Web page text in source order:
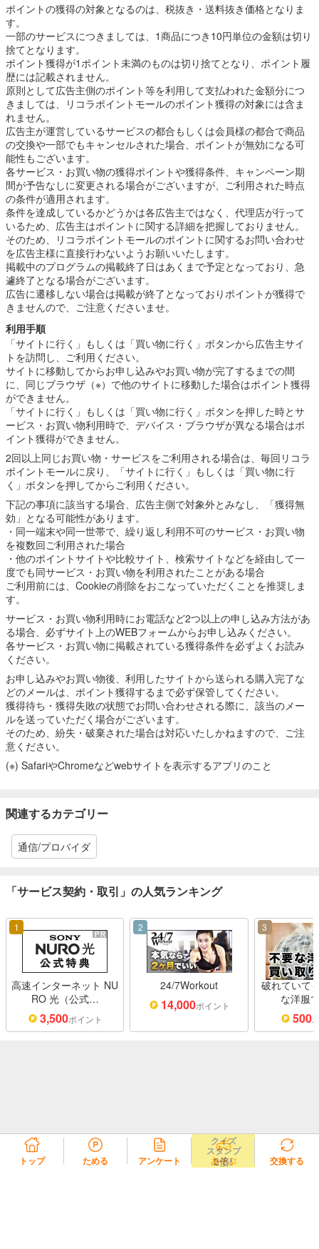
ポイントの獲得の対象となるのは、税抜き・送料抜き価格となりま
す。
一部のサービスにつきましては、1商品につき10円単位の金額は切り
捨てとなります。
ポイント獲得が1ポイント未満のものは切り捨てとなり、ポイント履
歴には記載されません。
原則として広告主側のポイント等を利用して支払われた金額分につ
きましては、リコラポイントモールのポイント獲得の対象には含ま
れません。
広告主が運営しているサービスの都合もしくは会員様の都合で商品
の交換や一部でもキャンセルされた場合、ポイントが無効になる可
能性もございます。
各サービス・お買い物の獲得ポイントや獲得条件、キャンペーン期
間が予告なしに変更される場合がございますが、ご利用された時点
の条件が適用されます。
条件を達成しているかどうかは各広告主ではなく、代理店が行って
いるため、広告主はポイントに関する詳細を把握しておりません。
そのため、リコラポイントモールのポイントに関するお問い合わせ
を広告主様に直接行わないようお願いいたします。
掲載中のプログラムの掲載終了日はあくまで予定となっており、急
遽終了となる場合がございます。
広告に遷移しない場合は掲載が終了となっておりポイントが獲得で
きませんので、ご注意くださいませ。
利用手順
「サイトに行く」もしくは「買い物に行く」ボタンから広告主サイ
トを訪問し、ご利用ください。
サイトに移動してからお申し込みやお買い物が完了するまでの間
に、同じブラウザ（※）で他のサイトに移動した場合はポイント獲得
ができません。
「サイトに行く」もしくは「買い物に行く」ボタンを押した時とサ
ービス・お買い物利用時で、デバイス・ブラウザが異なる場合はポ
イント獲得ができません。
2回以上同じお買い物・サービスをご利用される場合は、毎回リコラ
ポイントモールに戻り、「サイトに行く」もしくは「買い物に行
く」ボタンを押してからご利用ください。
下記の事項に該当する場合、広告主側で対象外とみなし、「獲得無
効」となる可能性があります。
・同一端末や同一世帯で、繰り返し利用不可のサービス・お買い物
を複数回ご利用された場合
・他のポイントサイトや比較サイト、検索サイトなどを経由して一
度でも同サービス・お買い物を利用されたことがある場合
ご利用前には、Cookieの削除をおこなっていただくことを推奨しま
す。
サービス・お買い物利用時にお電話など2つ以上の申し込み方法があ
る場合、必ずサイト上のWEBフォームからお申し込みください。
各サービス・お買い物に掲載されている獲得条件を必ずよくお読み
ください。
お申し込みやお買い物後、利用したサイトから送られる購入完了な
どのメールは、ポイント獲得するまで必ず保管してください。
獲得待ち・獲得失敗の状態でお問い合わせされる際に、該当のメー
ルを送っていただく場合がございます。
そのため、紛失・破棄された場合は対応いたしかねますので、ご注
意ください。
(※) SafariやChromeなどwebサイトを表示するアプリのこと
関連するカテゴリー
通信/プロバイダ
「サービス契約・取引」の人気ランキング
1
高速インターネット NU
RO 光（公式…
3,500ポイント
2
24/7Workout
14,000ポイント
3
破れていて
な洋服
500
トップ ためる アンケート あそぶ
クイズ
スタンプ
2倍! 交換する